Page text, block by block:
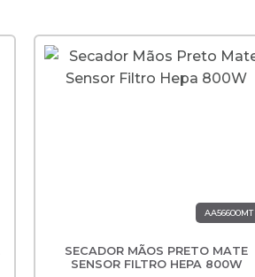
AA56600MT
SECADOR MÃOS PRETO MATE
SENSOR FILTRO HEPA 800W